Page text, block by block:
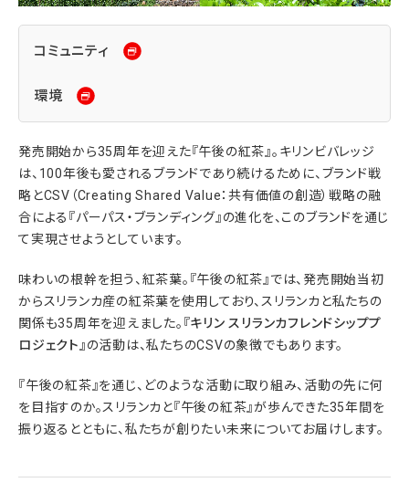
コミュニティ
環境
発売開始から35周年を迎えた『午後の紅茶』。キリンビバレッジ
は、100年後も愛されるブランドであり続けるために、ブランド戦
略とCSV（Creating Shared Value：共有価値の創造）戦略の融
合による『パーパス・ブランディング』の進化を、このブランドを通じ
て実現させようとしています。
味わいの根幹を担う、紅茶葉。『午後の紅茶』では、発売開始当初
からスリランカ産の紅茶葉を使用しており、スリランカと私たちの
関係も35周年を迎えました。 『キリン スリランカフレンドシッププ
ロジェクト』の活動は、私たちのCSVの象徴でもあります。
『午後の紅茶』を通じ、どのような活動に取り組み、活動の先に何
を目指すのか。スリランカと『午後の紅茶』が歩んできた35年間を
振り返るとともに、私たちが創りたい未来についてお届けします。